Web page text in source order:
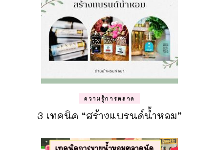
ความรู้การตลาด
3 เทคนิค “สร้างแบรนด์น้ำหอม”